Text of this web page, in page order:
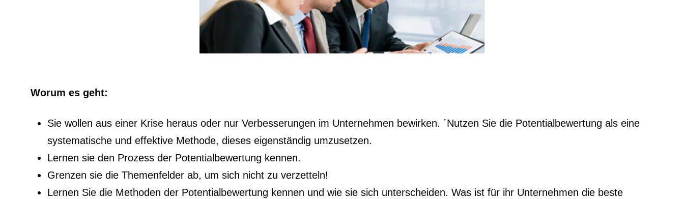
Worum es geht:
Sie wollen aus einer Krise heraus oder nur Verbesserungen im Unternehmen bewirken. ´Nutzen Sie die Potentialbewertung als eine
systematische und effektive Methode, dieses eigenständig umzusetzen.
Lernen sie den Prozess der Potentialbewertung kennen.
Grenzen sie die Themenfelder ab, um sich nicht zu verzetteln!
Lernen Sie die Methoden der Potentialbewertung kennen und wie sie sich unterscheiden. Was ist für ihr Unternehmen die beste